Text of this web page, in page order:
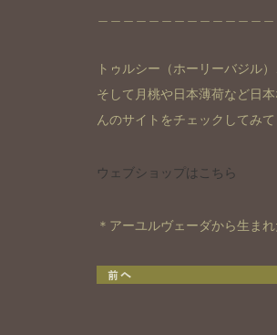
トゥルシー（ホーリーバジル
そして月桃や日本薄荷など日
んのサイトをチェックしてみて
ウェブショップはこちら
＊アーユルヴェーダから生ま